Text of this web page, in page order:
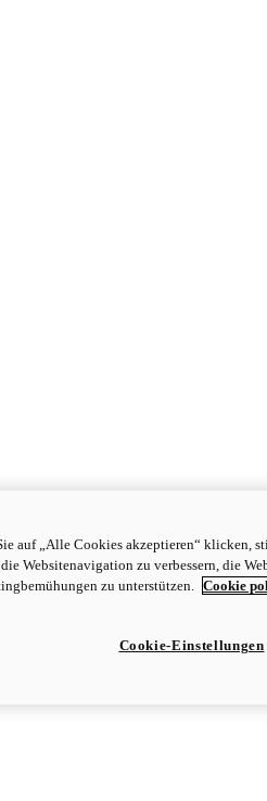
auf „Alle Cookies akzeptieren“ klicken,
Websitenavigation zu verbessern, die
zu unterstützen. Cookie
Cookie-Einstellungen